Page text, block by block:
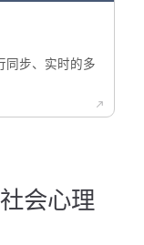
同步、实时的多
会心理